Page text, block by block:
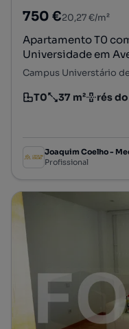
750 €20,27 €/m²
Apartamento T0
Universidade em
Tipologia
T0
Preço por metro
37 m²
Andar rés
Joaquim Coelho -
Profissional